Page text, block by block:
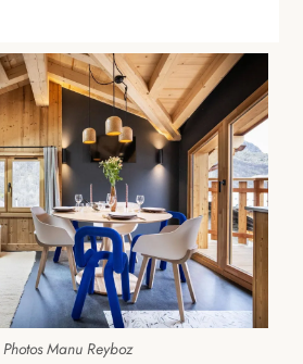
Manu Reyboz